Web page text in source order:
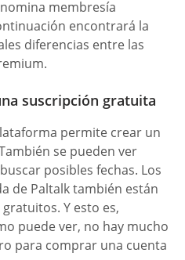
membresía
encontrará la
diferencias entre las
suscripción gratuita
permite crear un
se pueden ver
posibles fechas. Los
de Paltalk también están
Y esto es,
puede ver, no hay mucho
para comprar una cuenta